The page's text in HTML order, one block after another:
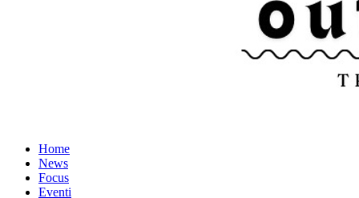
Home
News
Focus
Eventi